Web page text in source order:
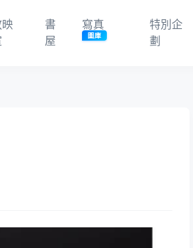
書
屋
寫真
圖庫
特別企
劃